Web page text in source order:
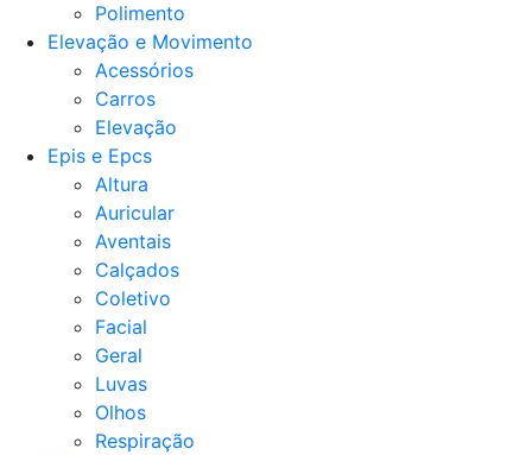
Polimento
Elevação e Movimento
Acessórios
Carros
Elevação
Epis e Epcs
Altura
Auricular
Aventais
Calçados
Coletivo
Facial
Geral
Luvas
Olhos
Respiração